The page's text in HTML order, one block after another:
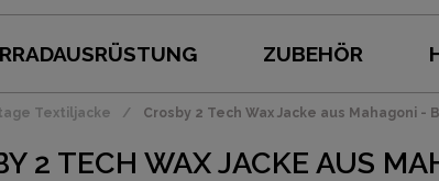
ZUBEHÖR
Textiljacke Crosby 2 Tech Wax Jacke aus Mahagoni -
2 TECH WAX JACKE AUS